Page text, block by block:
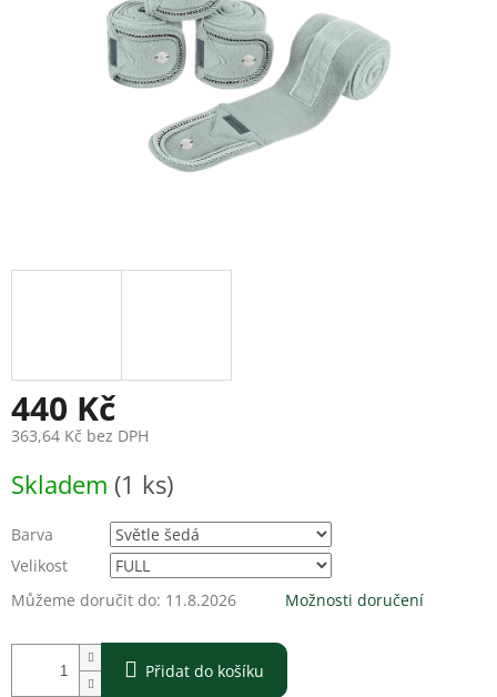
440 Kč
363,64 Kč bez DPH
cena:
Skladem (1 ks)
Barva
Velikost
Můžeme doručit do: 11.8.2026 Možnosti doručení
Přidat do košíku